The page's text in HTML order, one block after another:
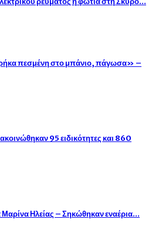
πεσμένη στο μπάνιο, πάγωσα» –
95 ειδικότητες και 860
Μαρίνα Ηλείας – Σηκώθηκαν εναέρια…